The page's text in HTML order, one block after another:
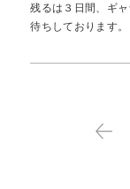
残るは３日間、ギ
待ちしております。